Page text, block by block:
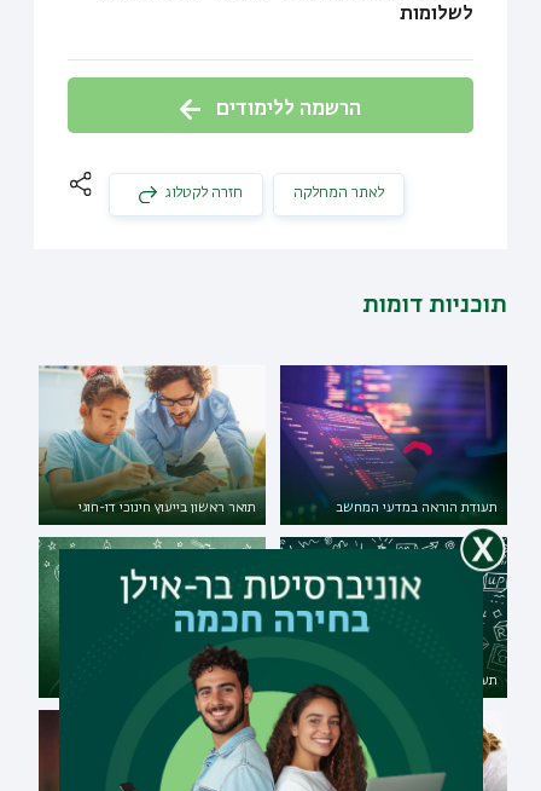
לשלומות
הרשמה ללימודים
חזרה לקטלוג לאתר המחלקה
תוכניות דומות
תעודת הוראה במדעי המחשב תואר ראשון בייעוץ חינוכי דו-חוגי
תעודת הוראה באנגלית תואר שני בלקויות למידה